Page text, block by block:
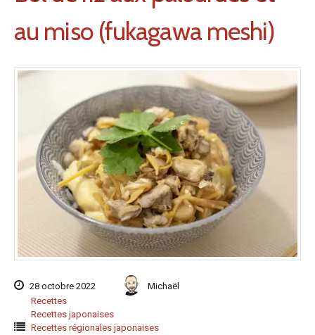
au miso (fukagawa meshi)
28 octobre 2022
Michaël
Recettes
Recettes japonaises
Recettes régionales japonaises